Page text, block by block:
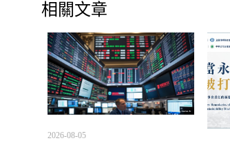
相關文章
2026-08-05